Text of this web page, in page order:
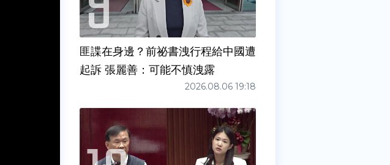
匪諜在身邊？前祕書洩行程給中國遭
起訴 張麗善：可能不慎洩露
2026.08.06 19:18